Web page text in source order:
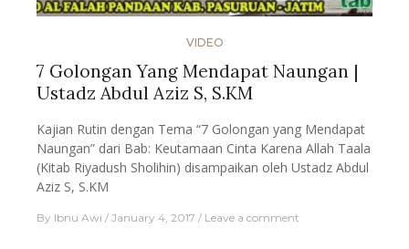
VIDEO
7 Golongan Yang Mendapat Naungan |
Ustadz Abdul Aziz S, S.KM
Kajian Rutin dengan Tema “7 Golongan yang Mendapat
Naungan” dari Bab: Keutamaan Cinta Karena Allah Taala
(Kitab Riyadush Sholihin) disampaikan oleh Ustadz Abdul
Aziz S, S.KM
By Ibnu Awi January 4, 2017 Leave a comment